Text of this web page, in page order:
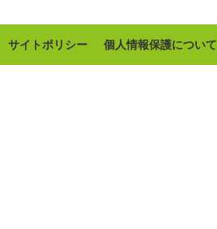
サイトポリシー 個人情報保護について